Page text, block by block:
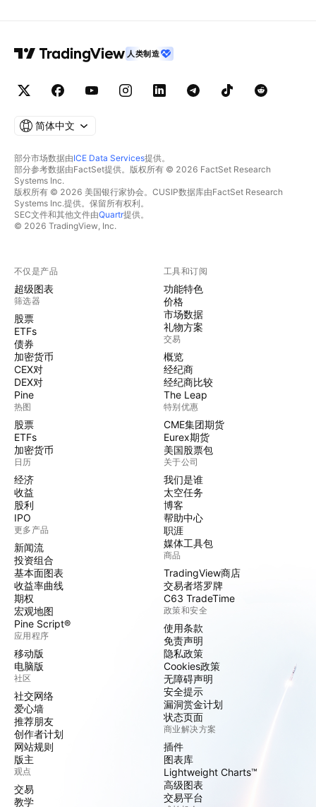
人类制造
简体中文
部分市场数据由ICE Data Services提供。
部分参考数据由FactSet提供。版权所有 © 2026 FactSet Research
Systems Inc.
版权所有 © 2026 美国银行家协会。CUSIP数据库由FactSet Research
Systems Inc.提供。保留所有权利。
SEC文件和其他文件由Quartr提供。
© 2026 TradingView, Inc.
不仅是产品
超级图表
筛选器
股票
ETFs
债券
加密货币
CEX对
DEX对
Pine
热图
股票
ETFs
加密货币
日历
经济
收益
股利
IPO
更多产品
新闻流
投资组合
基本面图表
收益率曲线
期权
宏观地图
Pine Script®
应用程序
移动版
电脑版
社区
社交网络
爱心墙
推荐朋友
创作者计划
网站规则
版主
观点
交易
教学
工具和订阅
功能特色
价格
市场数据
礼物方案
交易
概览
经纪商
经纪商比较
The Leap
特别优惠
CME集团期货
Eurex期货
美国股票包
关于公司
我们是谁
太空任务
博客
帮助中心
职涯
媒体工具包
商品
TradingView商店
交易者塔罗牌
C63 TradeTime
政策和安全
使用条款
免责声明
隐私政策
Cookies政策
无障碍声明
安全提示
漏洞赏金计划
状态页面
商业解决方案
插件
图表库
Lightweight Charts™
高级图表
交易平台